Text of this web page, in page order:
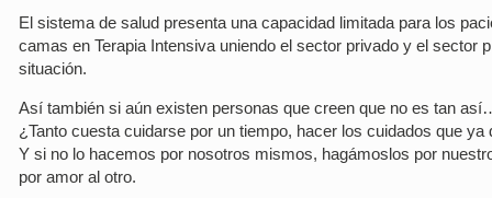
El sistema de salud presenta una capacidad limitada para los
camas en Terapia Intensiva uniendo el sector privado y el
situación.
Así también si aún existen personas que creen que no es tan
¿Tanto cuesta cuidarse por un tiempo, hacer los cuidados que
Y si no lo hacemos por nosotros mismos, hagámoslos por
por amor al otro.